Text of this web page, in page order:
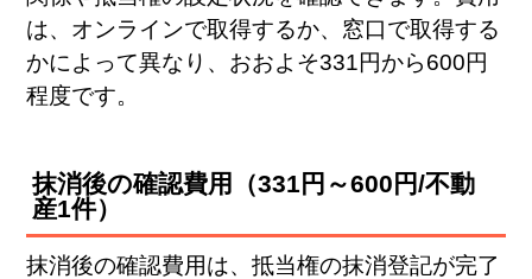
は、オンラインで取得するか、窓口で取得する
かによって異なり、おおよそ331円から600円
程度です。
抹消後の確認費用（331円～600円/不動
産1件）
抹消後の確認費用は、抵当権の抹消登記が完了